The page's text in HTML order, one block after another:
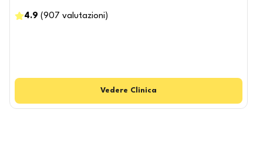
4.9 (907 valutazioni )
Vedere Clinica